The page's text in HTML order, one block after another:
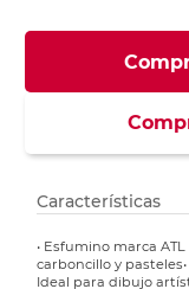
Características
• Esfumino marca
carboncillo y
Ideal para dibujo